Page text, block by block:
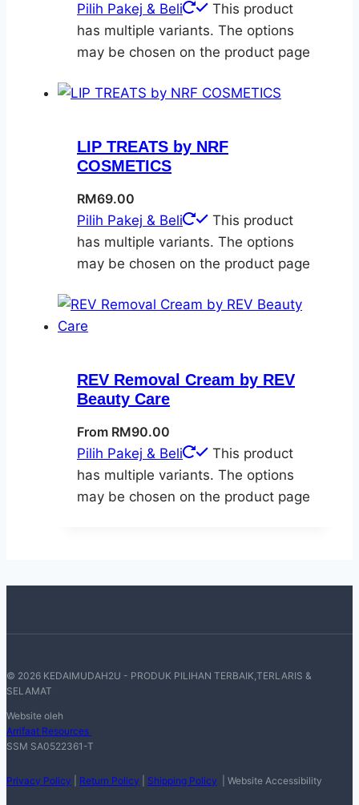
Pilih Pakej & Beli
This product
has multiple variants. The options
may be chosen on the product page
LIP TREATS by NRF
COSMETICS
RM69.00
Pilih Pakej & Beli
This product
has multiple variants. The options
may be chosen on the product page
REV Removal Cream by REV
Beauty Care
From RM90.00
Pilih Pakej & Beli
This product
has multiple variants. The options
may be chosen on the product page
© 2026 KEDAIMUDAH2U - PRODUK PILIHAN TERBAIK,TERLARIS &
SELAMAT
Website oleh
Arrifaat Resources
SSM SA0522361-T
Privacy Policy Return Policy Shipping Policy | Website Accessibility